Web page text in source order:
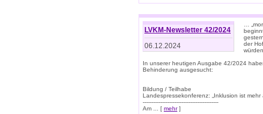
LVKM-Newsletter 42/2024
06.12.2024
…
der
In unserer heutigen Ausgabe 42/2024
Behinderung ausgesucht:
Bildung / Teilhabe
Landespressekonferenz: „Inklusion ist mehr
-------------------------------------------
Am ... [ mehr]